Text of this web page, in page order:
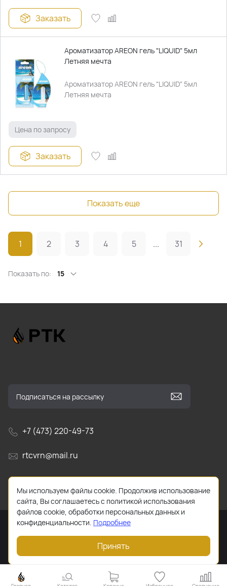
Заказать
Ароматизатор AREON гель "LIQUID" 5мл
Летняя мечта
Ароматизатор AREON гель "LIQUID" 5мл
Летняя мечта
Цена по запросу
Заказать
Показать еще
1 2 3 4 5 ... 31
Показать по: 15
+7 (473) 220-49-73
rtcvrn@mail.ru
г. Воронеж, Ленинский проспект, д. 156н, офис 18/1
2026 © Все права защищены. Работает наReadyScript
Мы используем файлы cookie. Продолжив использование
сайта, Вы соглашаетесь с политикой использования
файлов cookie, обработки персональных данных и
конфиденциальности. Подробнее
Принять